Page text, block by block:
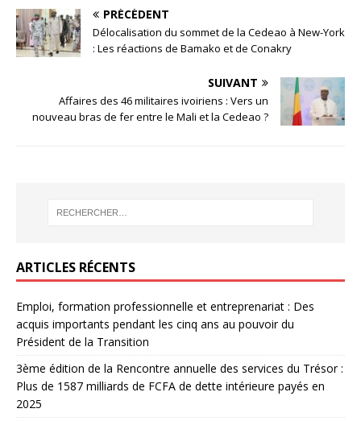
PRÉCÉDENT
Délocalisation du sommet de la Cedeao à New-York
: Les réactions de Bamako et de Conakry
SUIVANT
Affaires des 46 militaires ivoiriens : Vers un
nouveau bras de fer entre le Mali et la Cedeao ?
ARTICLES RÉCENTS
Emploi, formation professionnelle et entreprenariat : Des
acquis importants pendant les cinq ans au pouvoir du
Président de la Transition
3ème édition de la Rencontre annuelle des services du Trésor :
Plus de 1587 milliards de FCFA de dette intérieure payés en
2025